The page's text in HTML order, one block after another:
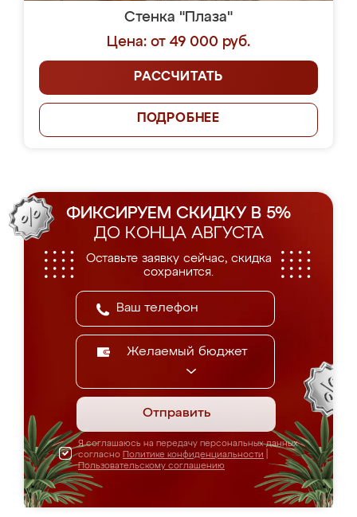
Стенка "Плаза"
Цена: от 49 000 руб.
РАССЧИТАТЬ
ПОДРОБНЕЕ
ФИКСИРУЕМ СКИДКУ В 5%
ДО КОНЦА АВГУСТА
Оставьте заявку сейчас, скидка
сохранится.
Желаемый бюджет
Отправить
Я соглашаюсь на передачу персональных данных
согласно Политике конфиденциальности
Пользовательскому соглашению